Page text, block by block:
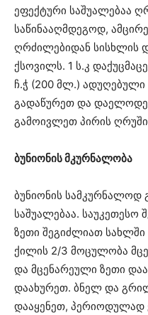
ეფექტური საშუალებაა
საწინააღმდეგოდ,
ღრძილებიდან სისხლის
ქსოვილს. 1 ს.კ
ჩ.ჭ (200 მლ.)
გადაწურეთ და
გამოივლეთ პირის
ბუნიონის მკურნალობა
ბუნიონის
საშუალებაა. საუკეთესო
ზეთი შეგიძლიათ სახლში
ქილის 2/3 მოცულობა
და მცენარეული ზეთი
დაახურეთ. ბნელ და
დააყენეთ, პერიოდულად